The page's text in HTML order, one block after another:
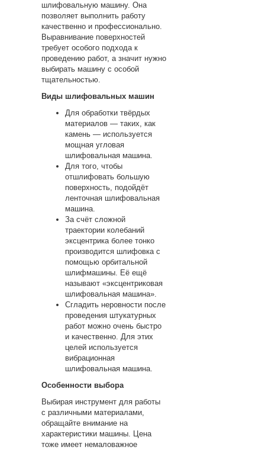
шлифовальную машину. Она
позволяет выполнить работу
качественно и профессионально.
Выравнивание поверхностей
требует особого подхода к
проведению работ, а значит нужно
выбирать машину с особой
тщательностью.
Виды шлифовальных машин
Для обработки твёрдых
материалов — таких, как
камень — используется
мощная угловая
шлифовальная машина.
Для того, чтобы
отшлифовать большую
поверхность, подойдёт
ленточная шлифовальная
машина.
За счёт сложной
траектории колебаний
эксцентрика более тонко
производится шлифовка с
помощью орбитальной
шлифмашины. Её ещё
называют «эксцентриковая
шлифовальная машина».
Сгладить неровности после
проведения штукатурных
работ можно очень быстро
и качественно. Для этих
целей используется
вибрационная
шлифовальная машина.
Особенности выбора
Выбирая инструмент для работы
с различными материалами,
обращайте внимание на
характеристики машины. Цена
тоже имеет немаловажное